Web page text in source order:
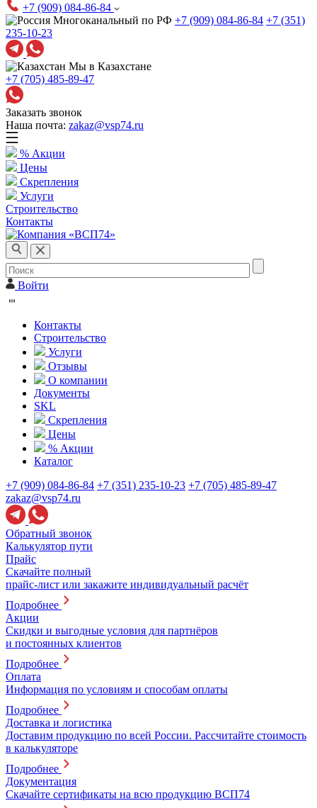
+7 (909) 084-86-84
Многоканальный по РФ +7 (909) 084-86-84 +7 (351)
235-10-23
Мы в Казахстане
+7 (705) 485-89-47
Заказать звонок
Наша почта: zakaz@vsp74.ru
% Акции
Цены
Скрепления
Услуги
Строительство
Контакты
Войти
Контакты
Строительство
Услуги
Отзывы
О компании
Документы
SKL
Скрепления
Цены
% Акции
Каталог
+7 (909) 084-86-84 +7 (351) 235-10-23 +7 (705) 485-89-47
zakaz@vsp74.ru
Обратный звонок
Калькулятор пути
Прайс
Скачайте полный
прайс-лист или закажите индивидуальный расчёт
Подробнее
Акции
Скидки и выгодные условия для партнёров
и постоянных клиентов
Подробнее
Оплата
Информация по условиям и способам оплаты
Подробнее
Доставка и логистика
Доставим продукцию по всей России. Рассчитайте стоимость
в калькуляторе
Подробнее
Документация
Скачайте сертификаты на всю продукцию ВСП74